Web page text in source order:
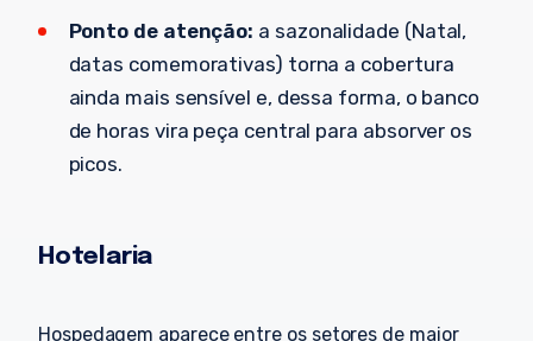
Ponto de atenção: a sazonalidade (Natal,
datas comemorativas) torna a cobertura
ainda mais sensível e, dessa forma, o banco
de horas vira peça central para absorver os
picos.
Hotelaria
Hospedagem aparece entre os setores de maior